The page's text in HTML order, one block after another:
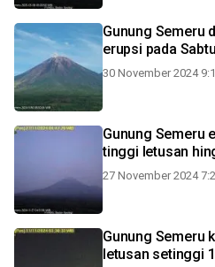
Gunung Semeru di Jawa Timur kembali
erupsi pada
30 November 2024
Gunung Semeru
tinggi letusan
27 November 2024
Gunung Semeru
letusan setinggi